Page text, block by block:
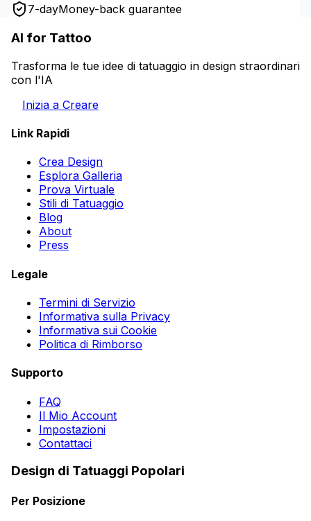
7-dayMoney-back guarantee
AI for Tattoo
Trasforma le tue idee di tatuaggio in design straordinari
con l'IA
Inizia a Creare
Link Rapidi
Crea Design
Esplora Galleria
Prova Virtuale
Stili di Tatuaggio
Blog
About
Press
Legale
Termini di Servizio
Informativa sulla Privacy
Informativa sui Cookie
Politica di Rimborso
Supporto
FAQ
Il Mio Account
Impostazioni
Contattaci
Design di Tatuaggi Popolari
Per Posizione